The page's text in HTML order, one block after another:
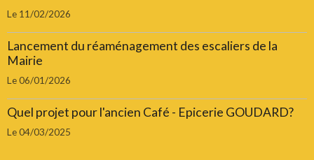
Le 11/02/2026
Lancement du réaménagement des escaliers de la
Mairie
Le 06/01/2026
Quel projet pour l'ancien Café - Epicerie GOUDARD?
Le 04/03/2025